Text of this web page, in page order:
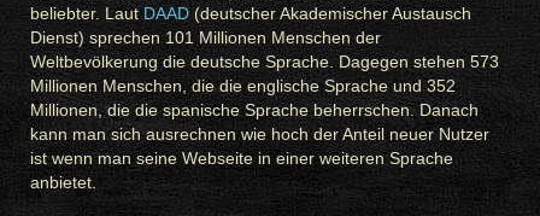
beliebter. Laut DAAD(deutscher Akademischer Austausch
Dienst) sprechen 101 Millionen Menschen der
Weltbevölkerung die deutsche Sprache. Dagegen stehen 573
Millionen Menschen, die die englische Sprache und 352
Millionen, die die spanische Sprache beherrschen. Danach
kann man sich ausrechnen wie hoch der Anteil neuer Nutzer
ist wenn man seine Webseite in einer weiteren Sprache
anbietet.